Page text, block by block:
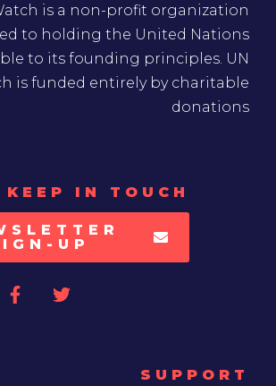
is a non-profit organization
to holding the United Nations
to its founding principles. UN
is funded entirely by charitable
donations
KEEP IN TOUCH
UP
SUPPORT